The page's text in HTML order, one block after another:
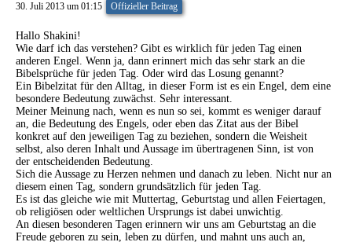
30. Juli 2013 um 01:15 Offizieller Beitrag
Hallo Shakini!
Wie darf ich das verstehen? Gibt es wirklich für jeden Tag einen
anderen Engel. Wenn ja, dann erinnert mich das sehr stark an die
Bibelsprüche für jeden Tag. Oder wird das Losung genannt?
Ein Bibelzitat für den Alltag, in dieser Form ist es ein Engel, dem eine
besondere Bedeutung zuwächst. Sehr interessant.
Meiner Meinung nach, wenn es nun so sei, kommt es weniger darauf
an, die Bedeutung des Engels, oder eben das Zitat aus der Bibel
konkret auf den jeweiligen Tag zu beziehen, sondern die Weisheit
selbst, also deren Inhalt und Aussage im übertragenen Sinn, ist von
der entscheidenden Bedeutung.
Sich die Aussage zu Herzen nehmen und danach zu leben. Nicht nur an
diesem einen Tag, sondern grundsätzlich für jeden Tag.
Es ist das gleiche wie mit Muttertag, Geburtstag und allen Feiertagen,
ob religiösen oder weltlichen Ursprungs ist dabei unwichtig.
An diesen besonderen Tagen erinnern wir uns am Geburtstag an die
Freude geboren zu sein, leben zu dürfen, und mahnt uns auch an,